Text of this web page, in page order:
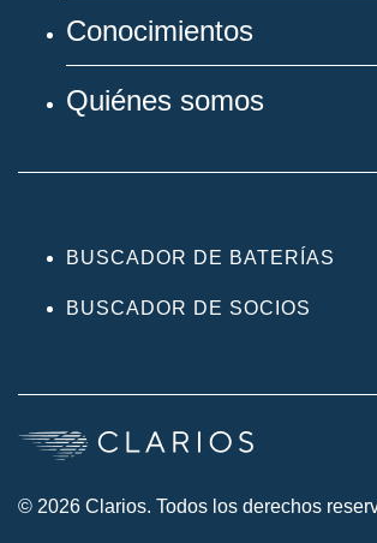
Conocimientos
Quiénes somos
BUSCADOR DE BATERÍAS
BUSCADOR DE SOCIOS
© 2026 Clarios. Todos los derechos